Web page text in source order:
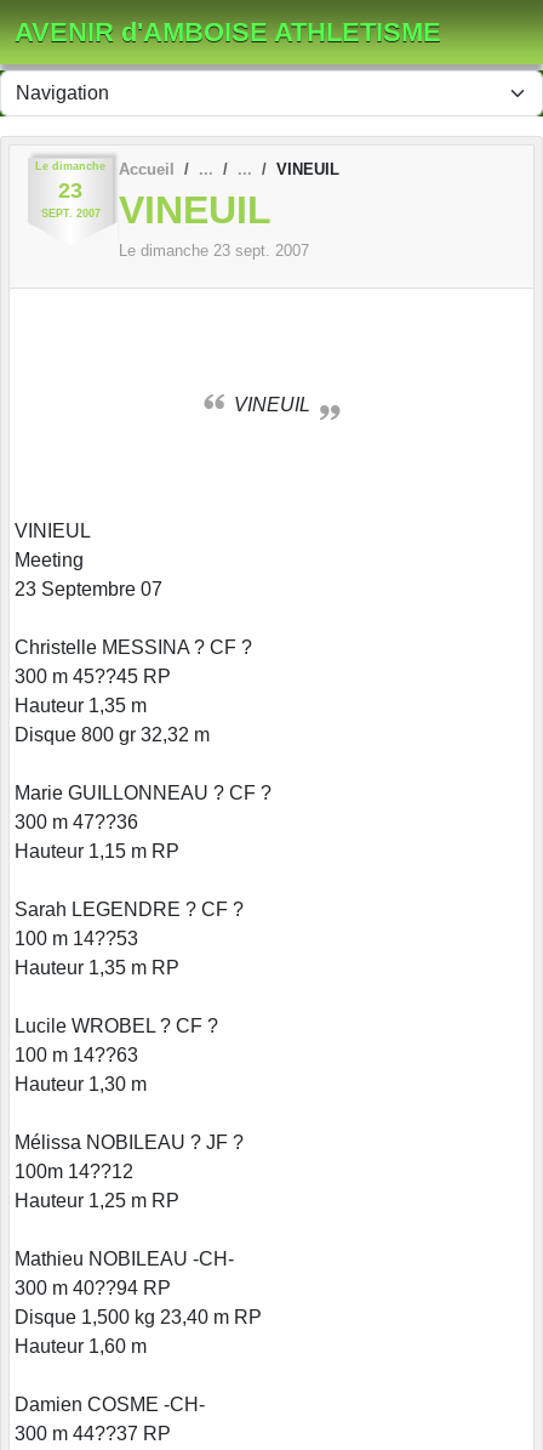
AVENIR d'AMBOISE ATHLETISME
Le dimanche
23
SEPT. 2007
Accueil VINEUIL
VINEUIL
Le dimanche 23 sept. 2007
VINEUIL
VINIEUL
Meeting
23 Septembre 07
Christelle MESSINA ? CF ?
300 m 45??45 RP
Hauteur 1,35 m
Disque 800 gr 32,32 m
Marie GUILLONNEAU ? CF ?
300 m 47??36
Hauteur 1,15 m RP
Sarah LEGENDRE ? CF ?
100 m 14??53
Hauteur 1,35 m RP
Lucile WROBEL ? CF ?
100 m 14??63
Hauteur 1,30 m
Mélissa NOBILEAU ? JF ?
100m 14??12
Hauteur 1,25 m RP
Mathieu NOBILEAU -CH-
300 m 40??94 RP
Disque 1,500 kg 23,40 m RP
Hauteur 1,60 m
Damien COSME -CH-
300 m 44??37 RP